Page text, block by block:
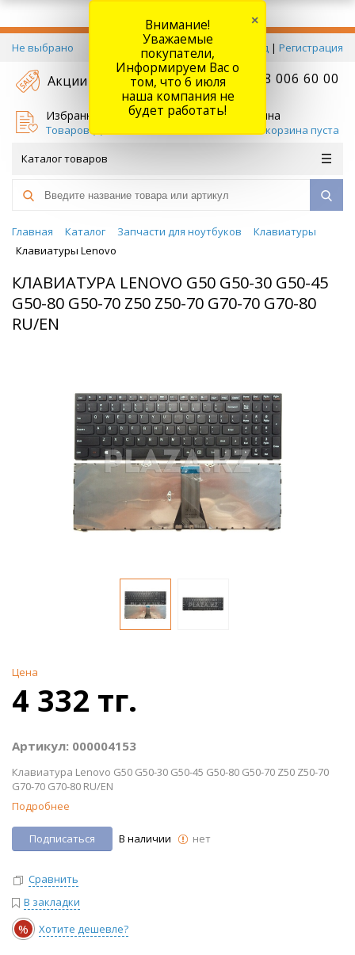
Не выбрано Вход | Регистрация
Акции +7 778 006 60 00
Избранное
Товаров (
Корзина
Ваша корзина пуста
Каталог товаров
Главная Каталог Запчасти для ноутбуков
Клавиатуры
Клавиатуры Lenovo
КЛАВИАТУРА LENOVO G50 G50-30 G50-45
G50-80 G50-70 Z50 Z50-70 G70-70 G70-80
RU/EN
Цена
4 332 тг.
Артикул: 000004153
Клавиатура Lenovo G50 G50-30 G50-45 G50-80 G50-70 Z50 Z50-70
G70-70 G70-80 RU/EN
Подробнее
Подписаться В наличии нет
Сравнить
В закладки
% Хотите дешевле?
Внимание!
Уважаемые
покупатели,
Информируем Вас о
том, что 6 июля
наша компания не
будет работать!
×